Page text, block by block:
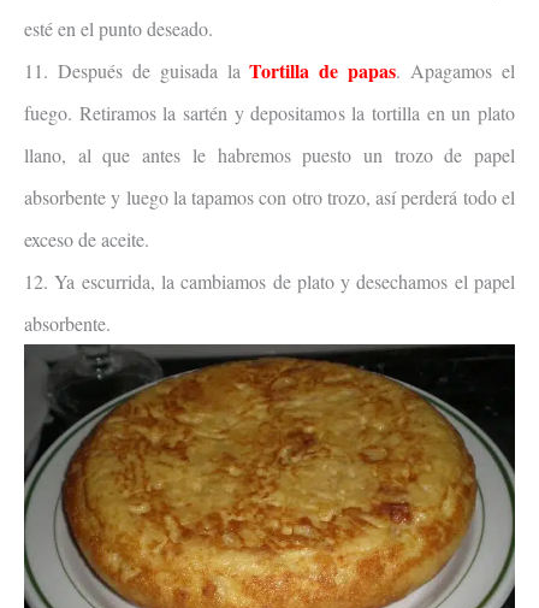
esté en el punto deseado.
11. Después de guisada laTortilla de papas. Apagamos el
fuego. Retiramos la sartén y depositamos la tortilla en un plato
llano, al que antes le habremos puesto un trozo de papel
absorbente y luego la tapamos con otro trozo, así perderá todo el
exceso de aceite.
12. Ya escurrida, la cambiamos de plato y desechamos el papel
absorbente.